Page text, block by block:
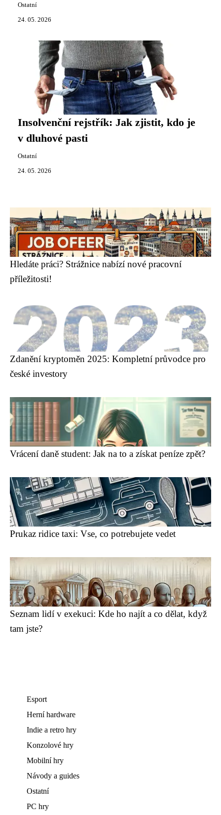
Ostatní
24. 05. 2026
Insolvenční rejstřík: Jak zjistit, kdo je
v dluhové pasti
Ostatní
24. 05. 2026
Hledáte práci? Strážnice nabízí nové pracovní
příležitosti!
Zdanění kryptoměn 2025: Kompletní průvodce pro
české investory
Vrácení daně student: Jak na to a získat peníze zpět?
Prukaz ridice taxi: Vse, co potrebujete vedet
Seznam lidí v exekuci: Kde ho najít a co dělat, když
tam jste?
Esport
Herní hardware
Indie a retro hry
Konzolové hry
Mobilní hry
Návody a guides
Ostatní
PC hry